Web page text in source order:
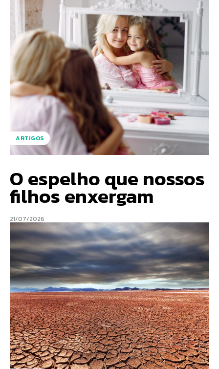
ARTIGOS
O espelho que nossos
filhos enxergam
21/07/2026